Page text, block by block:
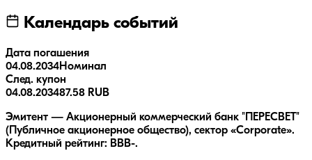
Календарь событий
Дата погашения
04.08.2034Номинал
След. купон
04.08.203487.58 RUB
Эмитент — Акционерный коммерческий банк "ПЕРЕСВЕТ"
(Публичное акционерное общество), сектор «Corporate».
Кредитный рейтинг: BBB-.